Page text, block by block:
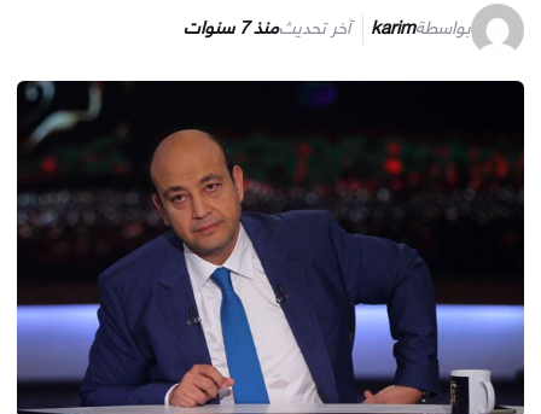
بواسطةkarim آخر تحديثمنذ 7 سنوات